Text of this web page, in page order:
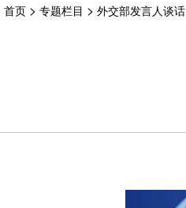
首页 > 专题栏目 > 外交部发言人谈话